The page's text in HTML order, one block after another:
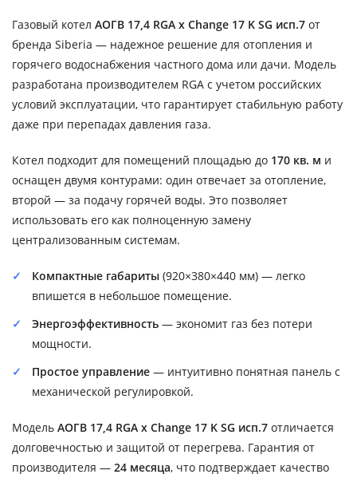
Газовый котел АОГВ 17,4 RGA x Change 17 K SG исп.7 от
бренда Siberia — надежное решение для отопления и
горячего водоснабжения частного дома или дачи. Модель
разработана производителем RGA с учетом российских
условий эксплуатации, что гарантирует стабильную работу
даже при перепадах давления газа.
Котел подходит для помещений площадью до 170 кв. м и
оснащен двумя контурами: один отвечает за отопление,
второй — за подачу горячей воды. Это позволяет
использовать его как полноценную замену
централизованным системам.
Компактные габариты (920×380×440 мм) — легко
впишется в небольшое помещение.
Энергоэффективность — экономит газ без потери
мощности.
Простое управление — интуитивно понятная панель с
механической регулировкой.
Модель АОГВ 17,4 RGA x Change 17 K SG исп.7 отличается
долговечностью и защитой от перегрева. Гарантия от
производителя — 24 месяца, что подтверждает качество